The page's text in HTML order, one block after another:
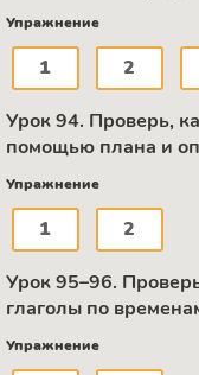
Упражнение
1 2
Урок 94. Проверь,
помощью плана и
Упражнение
1 2
Урок 95–96.
глаголы по
Упражнение